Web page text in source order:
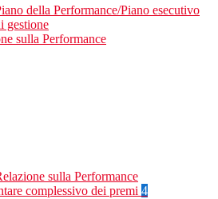
della Performance/Piano esecutivo
gestione
sulla Performance
sulla Performance
complessivo dei premi 4